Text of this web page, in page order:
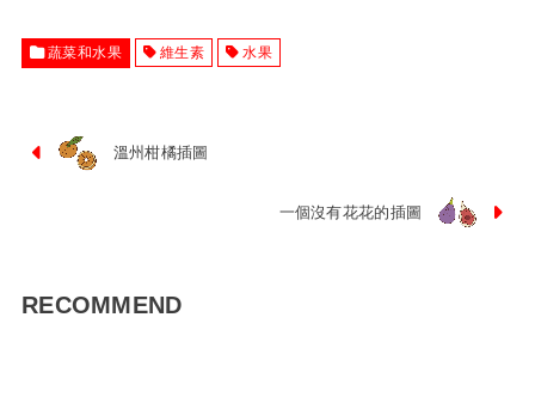
蔬菜和水果 維生素 水果
溫州柑橘插圖
一個沒有花花的插圖
RECOMMEND